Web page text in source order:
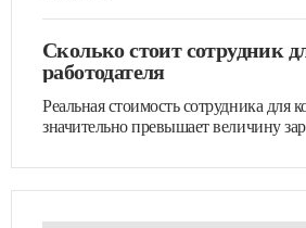
Сколько стоит сотрудник
работодателя
Реальная стоимость сотрудника для
значительно превышает величину